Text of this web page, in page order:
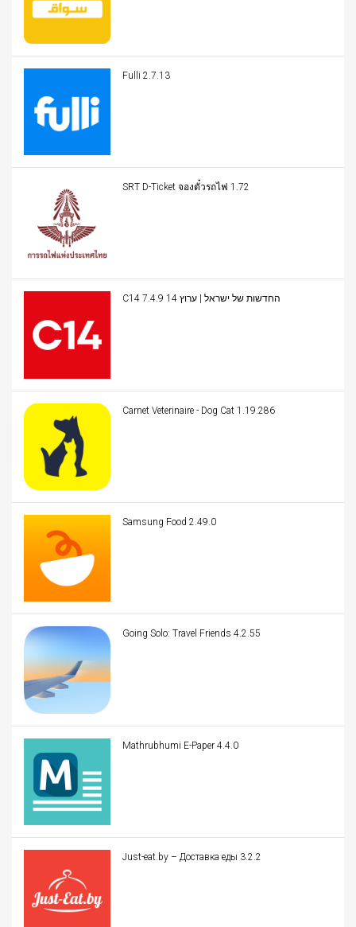
Fulli 2.7.13
SRT D-Ticket จองตั๋วรถไฟ 1.72
C14 החדשות של ישראל | ערוץ 14 7.4.9
Carnet Veterinaire - Dog Cat 1.19.286
Samsung Food 2.49.0
Going Solo: Travel Friends 4.2.55
Mathrubhumi E-Paper 4.4.0
Just-eat.by – Доставка еды 3.2.2